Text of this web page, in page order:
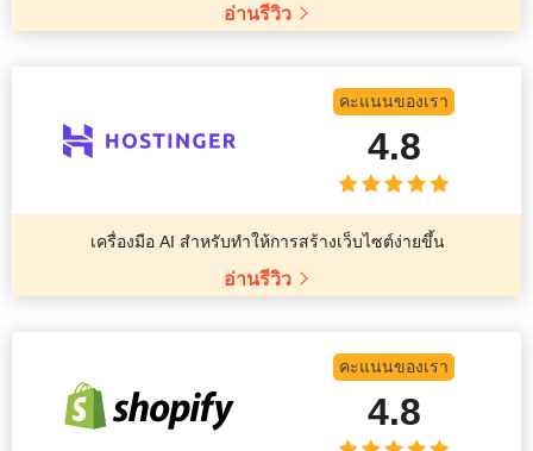
อ่านรีวิว
คะแนนของเรา
4.8
เครื่องมือ AI สำหรับทำให้การสร้างเว็บไซต์ง่ายขึ้น
อ่านรีวิว
คะแนนของเรา
4.8